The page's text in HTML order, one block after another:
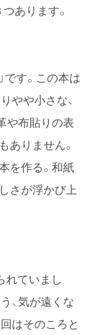
あります。
です。この本は
やや小さな、
や布貼りの表
ありません。
を作る。和紙
さが浮かび上
れていまし
、気が遠くな
はそのころと